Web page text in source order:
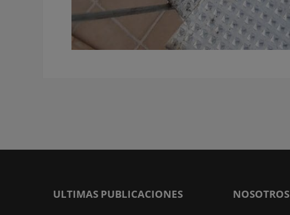
ULTIMAS PUBLICACIONES NOSOTROS